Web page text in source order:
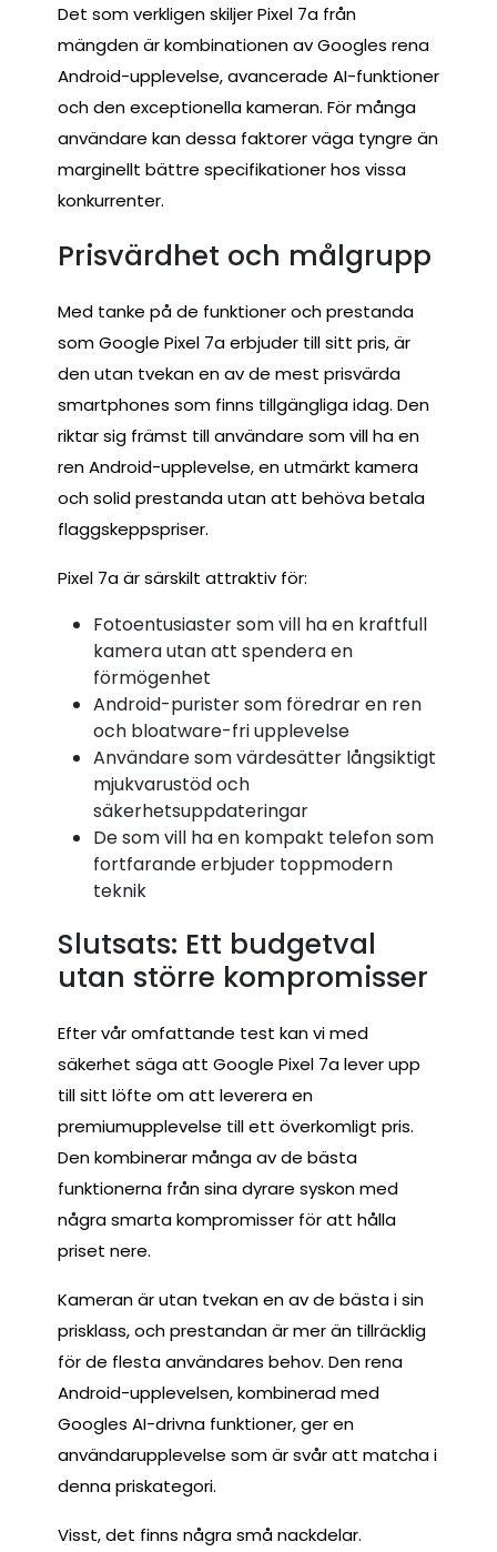
Det som verkligen skiljer Pixel 7a från
mängden är kombinationen av Googles rena
Android-upplevelse, avancerade AI-funktioner
och den exceptionella kameran. För många
användare kan dessa faktorer väga tyngre än
marginellt bättre specifikationer hos vissa
konkurrenter.
Prisvärdhet och målgrupp
Med tanke på de funktioner och prestanda
som Google Pixel 7a erbjuder till sitt pris, är
den utan tvekan en av de mest prisvärda
smartphones som finns tillgängliga idag. Den
riktar sig främst till användare som vill ha en
ren Android-upplevelse, en utmärkt kamera
och solid prestanda utan att behöva betala
flaggskeppspriser.
Pixel 7a är särskilt attraktiv för:
Fotoentusiaster som vill ha en kraftfull
kamera utan att spendera en
förmögenhet
Android-purister som föredrar en ren
och bloatware-fri upplevelse
Användare som värdesätter långsiktigt
mjukvarustöd och
säkerhetsuppdateringar
De som vill ha en kompakt telefon som
fortfarande erbjuder toppmodern
teknik
Slutsats: Ett budgetval
utan större kompromisser
Efter vår omfattande test kan vi med
säkerhet säga att Google Pixel 7a lever upp
till sitt löfte om att leverera en
premiumupplevelse till ett överkomligt pris.
Den kombinerar många av de bästa
funktionerna från sina dyrare syskon med
några smarta kompromisser för att hålla
priset nere.
Kameran är utan tvekan en av de bästa i sin
prisklass, och prestandan är mer än tillräcklig
för de flesta användares behov. Den rena
Android-upplevelsen, kombinerad med
Googles AI-drivna funktioner, ger en
användarupplevelse som är svår att matcha i
denna priskategori.
Visst, det finns några små nackdelar.